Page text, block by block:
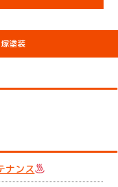
塗装
ナンス